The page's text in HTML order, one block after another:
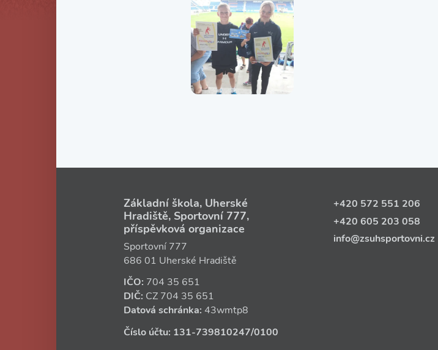
Základní škola, Uherské
Hradiště, Sportovní 777,
příspěvková organizace
Sportovní 777
686 01 Uherské Hradiště
IČO: 704 35 651
DIČ: CZ 704 35 651
Datová schránka: 43wmtp8
Číslo účtu: 131‑739810247/0100
+420 572 551 206
+420 605 203 058
info@zsuhsportovni.cz